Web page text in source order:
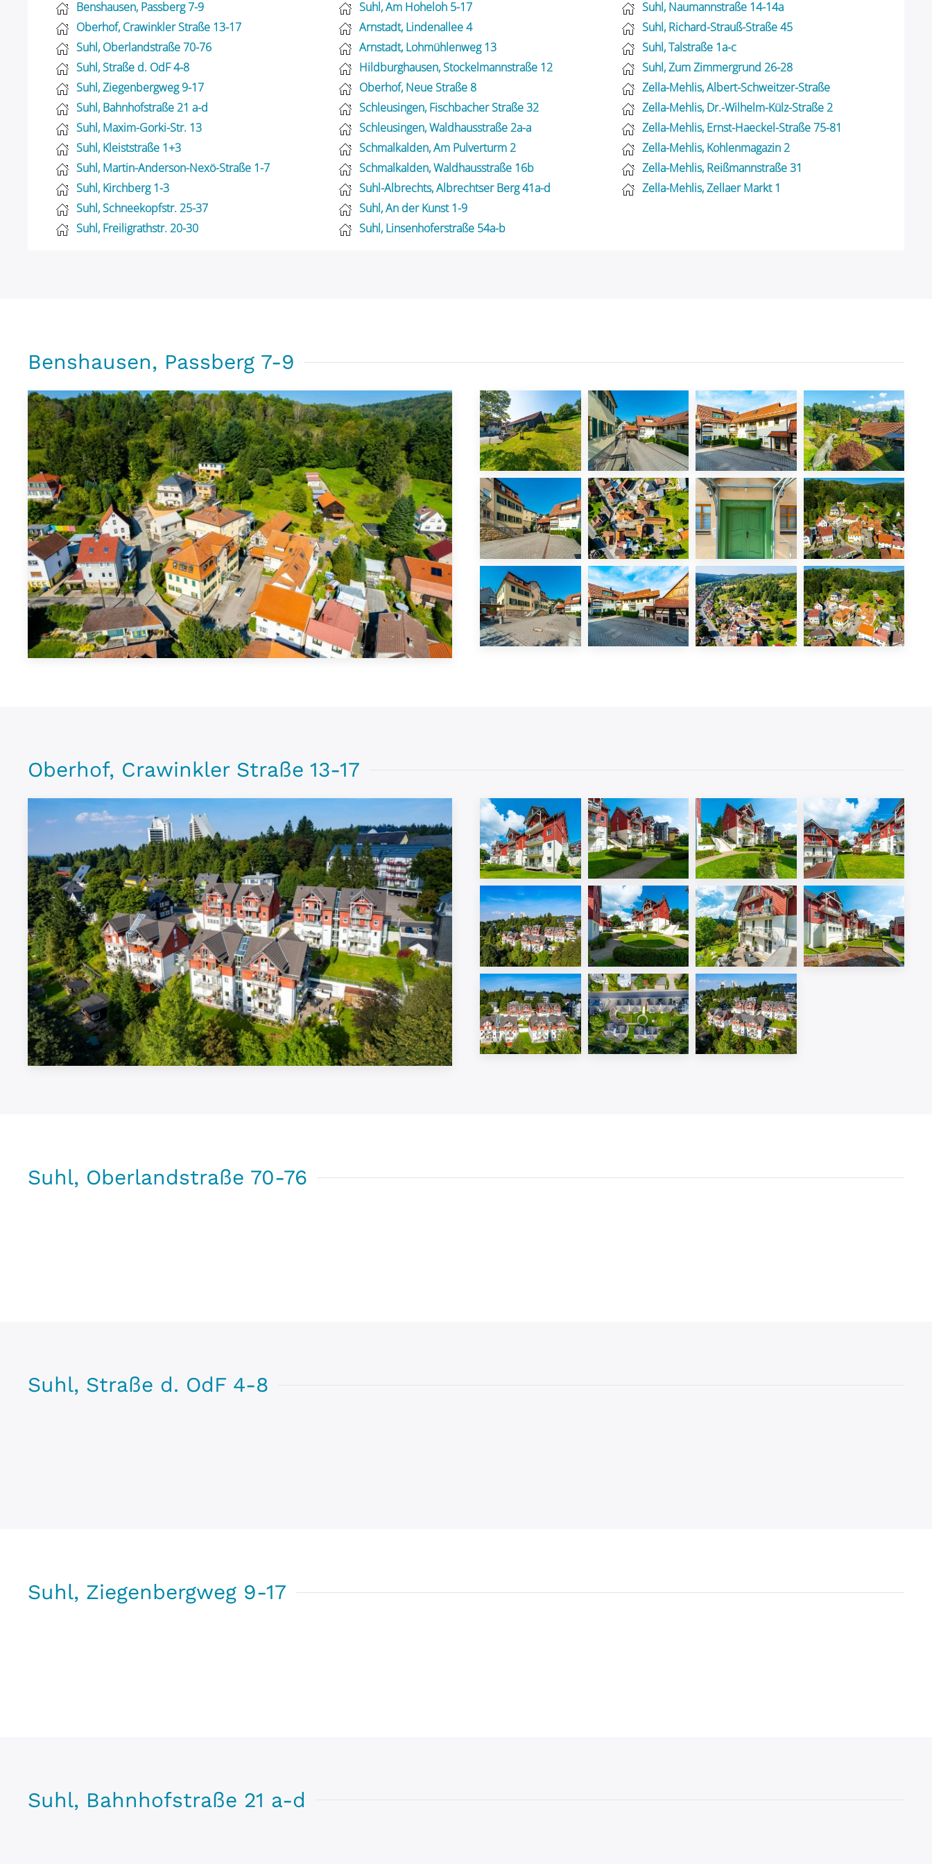
Benshausen, Passberg 7-9
Oberhof, Crawinkler Straße 13-17
Suhl, Oberlandstraße 70-76
Suhl, Straße d. OdF 4-8
Suhl, Ziegenbergweg 9-17
Suhl, Bahnhofstraße 21 a-d
Suhl, Maxim-Gorki-Str. 13
Suhl, Kleiststraße 1+3
Suhl, Martin-Anderson-Nexö-Straße 1-7
Suhl, Kirchberg 1-3
Suhl, Schneekopfstr. 25-37
Suhl, Freiligrathstr. 20-30
Suhl, Am Hoheloh 5-17
Arnstadt, Lindenallee 4
Arnstadt, Lohmühlenweg 13
Hildburghausen, Stockelmannstraße 12
Oberhof, Neue Straße 8
Schleusingen, Fischbacher Straße 32
Schleusingen, Waldhausstraße 2a-a
Schmalkalden, Am Pulverturm 2
Schmalkalden, Waldhausstraße 16b
Suhl-Albrechts, Albrechtser Berg 41a-d
Suhl, An der Kunst 1-9
Suhl, Linsenhoferstraße 54a-b
Suhl, Naumannstraße 14-14a
Suhl, Richard-Strauß-Straße 45
Suhl, Talstraße 1a-c
Suhl, Zum Zimmergrund 26-28
Zella-Mehlis, Albert-Schweitzer-Straße
Zella-Mehlis, Dr.-Wilhelm-Külz-Straße 2
Zella-Mehlis, Ernst-Haeckel-Straße 75-81
Zella-Mehlis, Kohlenmagazin 2
Zella-Mehlis, Reißmannstraße 31
Zella-Mehlis, Zellaer Markt 1
Benshausen, Passberg 7-9
Oberhof, Crawinkler Straße 13-17
Suhl, Oberlandstraße 70-76
Suhl, Straße d. OdF 4-8
Suhl, Ziegenbergweg 9-17
Suhl, Bahnhofstraße 21 a-d